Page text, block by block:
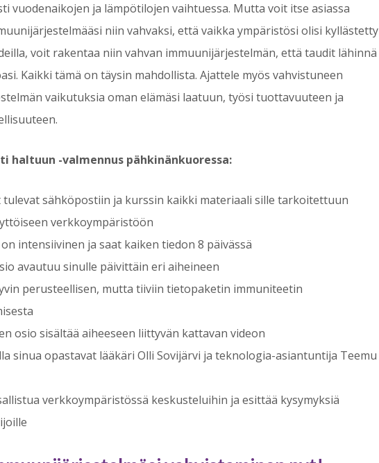
vuodenaikojen ja lämpötilojen vaihtuessa. Mutta voit itse asiassa
niin vahvaksi, että vaikka ympäristösi olisi kyllästetty
voit rakentaa niin vahvan immuunijärjestelmän, että taudit lähinnä
Kaikki tämä on täysin mahdollista. Ajattele myös vahvistuneen
vaikutuksia oman elämäsi laatuun, työsi tuottavuuteen ja
haltuun -valmennus pähkinänkuoressa:
tulevat sähköpostiin ja kurssin kaikki materiaali sille tarkoitettuun
verkkoympäristöön
intensiivinen ja saat kaiken tiedon 8 päivässä
avautuu sinulle päivittäin eri aiheineen
perusteellisen, mutta tiiviin tietopaketin immuniteetin
osio sisältää aiheeseen liittyvän kattavan videon
sinua opastavat lääkäri Olli Sovijärvi ja teknologia-asiantuntija Teemu
verkkoympäristössä keskusteluihin ja esittää kysymyksiä